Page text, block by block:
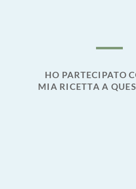
HO PARTECIPATO
MIA RICETTA A